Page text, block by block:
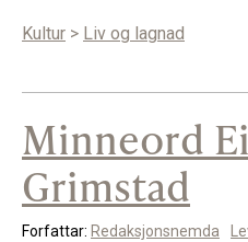
Kultur > Liv og lagnad
Minneord
Grimstad
Forfattar: Redaksjonsnemda